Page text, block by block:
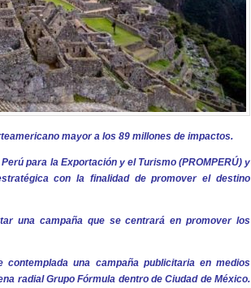
mayor a los 89 millones de impactos.
para la Exportación y el Turismo (PROMPERÚ) y
con la finalidad de promover el destino
una campaña que se centrará en promover los
una campaña publicitaria en medios
radial Grupo Fórmula dentro de Ciudad de México.